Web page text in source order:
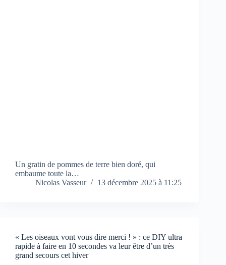
Un gratin de pommes de terre bien doré, qui
embaume toute la…
Nicolas Vasseur
13 décembre 2025 à 11:25
« Les oiseaux vont vous dire merci ! » : ce DIY ultra
rapide à faire en 10 secondes va leur être d’un très
grand secours cet hiver